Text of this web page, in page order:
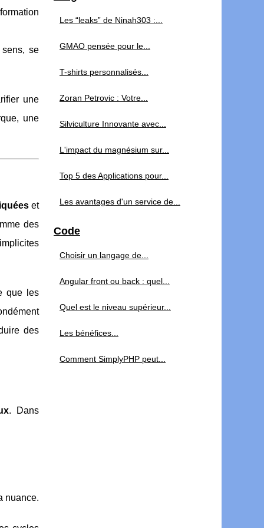
se
une
une
et
des
que les
des
. Dans
nuance.
Les “leaks” de Ninah303 :...
GMAO pensée pour le...
T-shirts personnalisés...
Zoran Petrovic : Votre...
Silviculture Innovante avec...
L'impact du magnésium sur...
Top 5 des Applications pour...
Les avantages d'un service de...
Code
Choisir un langage de...
Angular front ou back : quel...
Quel est le niveau supérieur...
Les bénéfices...
Comment SimplyPHP peut...